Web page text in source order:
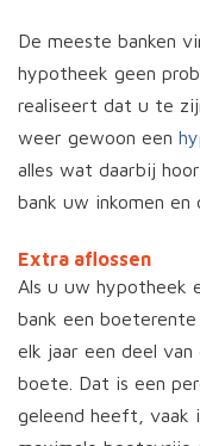
De meeste banken
hypotheek geen
realiseert dat u te
weer gewoon een
alles wat daarbij
bank uw inkomen en
Extra aflossen
Als u uw hypotheek
bank een boeterente
elk jaar een deel
boete. Dat is een
geleend heeft, vaak